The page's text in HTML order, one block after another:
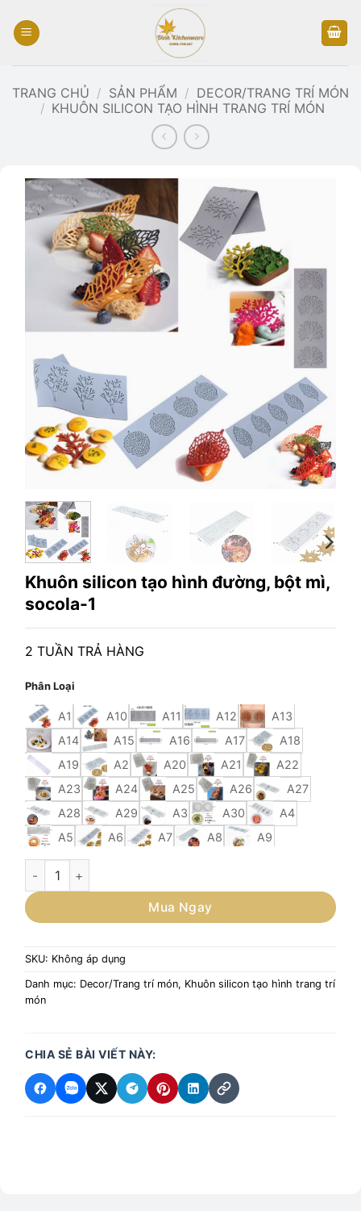
qua
dung
TRANG CHỦ / SẢN PHẨM / DECOR/TRANG TRÍ MÓN
/ KHUÔN SILICON TẠO HÌNH TRANG TRÍ MÓN
Khuôn silicon tạo hình đường, bột mì,
socola-1
2 TUẦN TRẢ HÀNG
Phân Loại
A1 A10 A11 A12
A13
A14
A15 A16 A17
A18
A19
A2 A20 A21
A22
A23
A24 A25 A26
A27
A28
A29 A3 A30
A4
A5
A6 A7 A8 A9
Khuôn silicon tạo hình đường, bột mì, socola-1 số lượng
Mua Ngay
SKU: Không áp dụng
Danh mục: Decor/Trang trí món, Khuôn silicon tạo hình trang trí
món
CHIA SẺ BÀI VIẾT NÀY: